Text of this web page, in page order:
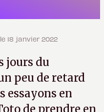
18 janvier 2022
jours du
peu de retard
essayons en
de prendre en